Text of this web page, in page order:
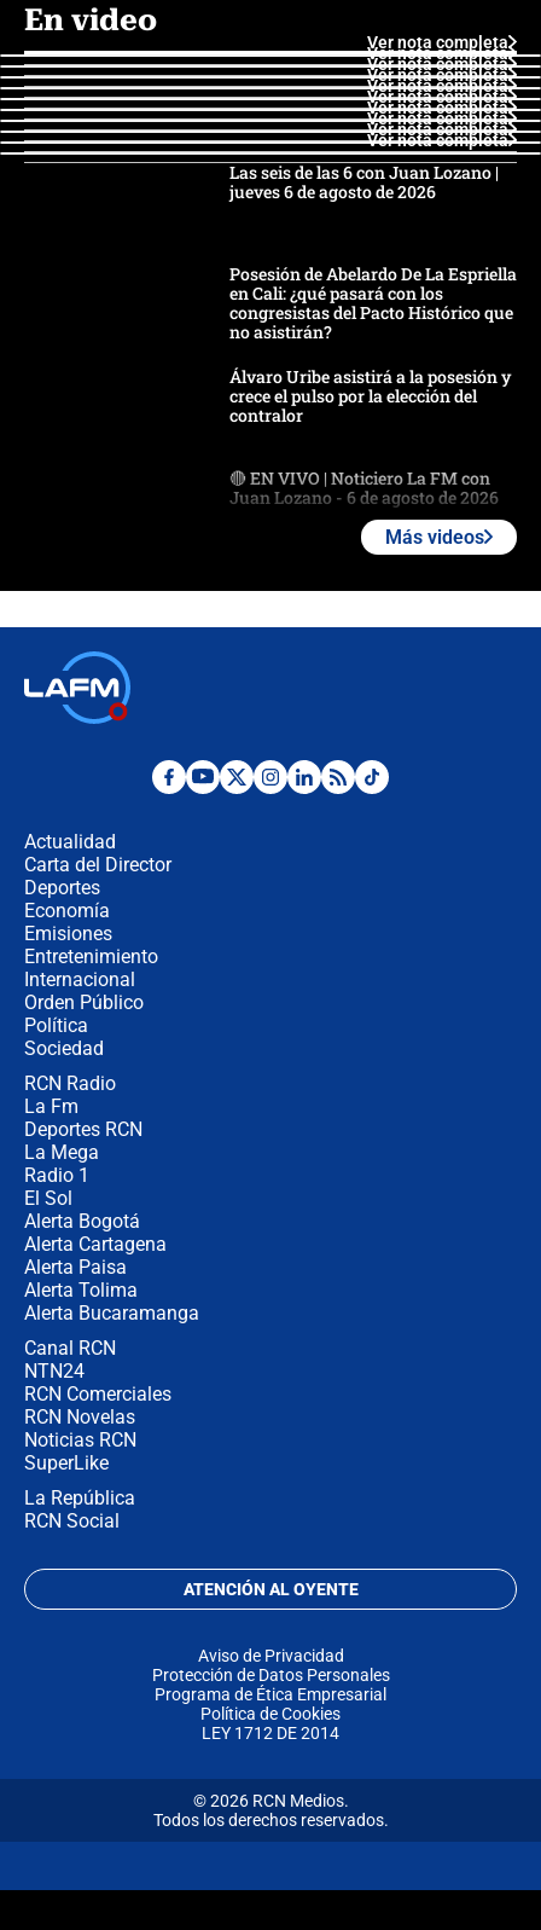
En video
Ver nota completa
Ver nota completa
Ver nota completa
Ver nota completa
Ver nota completa
Ver nota completa
Ver nota completa
Ver nota completa
Ver nota completa
Ver nota completa
Las seis de las 6 con Juan Lozano |
jueves 6 de agosto de 2026
Posesión de Abelardo De La Espriella
en Cali: ¿qué pasará con los
congresistas del Pacto Histórico que
no asistirán?
Álvaro Uribe asistirá a la posesión y
crece el pulso por la elección del
contralor
🔴 EN VIVO | Noticiero La FM con
Juan Lozano - 6 de agosto de 2026
Alias ‘Calarcá’ habría pagado $60
Más videos
Actualidad
Carta del Director
Deportes
Economía
Emisiones
Entretenimiento
Internacional
Orden Público
Política
Sociedad
RCN Radio
La Fm
Deportes RCN
La Mega
Radio 1
El Sol
Alerta Bogotá
Alerta Cartagena
Alerta Paisa
Alerta Tolima
Alerta Bucaramanga
Canal RCN
NTN24
RCN Comerciales
RCN Novelas
Noticias RCN
SuperLike
La República
RCN Social
ATENCIÓN AL OYENTE
Aviso de Privacidad
Protección de Datos Personales
Programa de Ética Empresarial
Política de Cookies
LEY 1712 DE 2014
© 2026 RCN Medios.
Todos los derechos reservados.